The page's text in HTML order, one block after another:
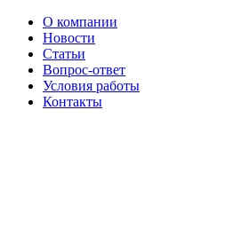
О компании
Новости
Статьи
Вопрос-ответ
Условия работы
Контакты